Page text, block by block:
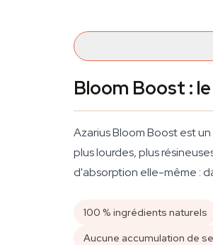
Bloom Boost :
Azarius Bloom Boost est
plus lourdes, plus
d'absorption elle-même :
100 % ingrédients naturels
Aucune accumulation de